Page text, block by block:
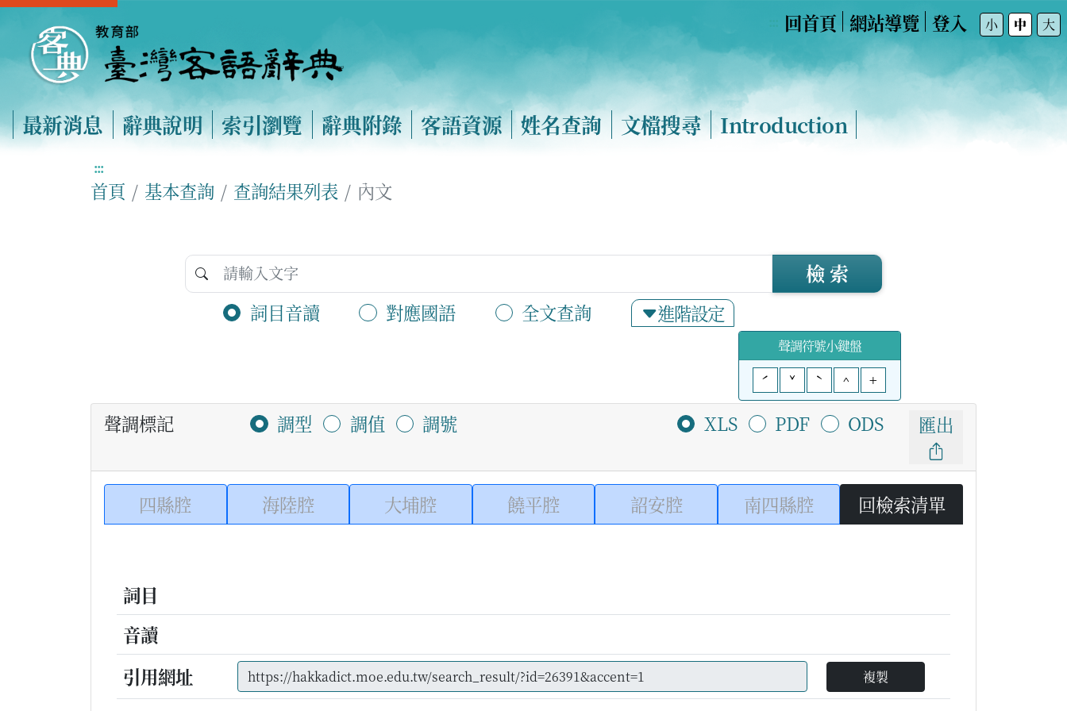
回首頁 網站導覽 登入 小 中 大
最新消息 辭典說明 索引瀏覽 辭典附錄 客語資源 姓名查詢 文檔搜尋 Introduction
:::
首頁 基本查詢 查詢結果列表 內文
詞目音讀 對應國語 全文查詢 進階設定
檢 索
聲調符號小鍵盤
ˊ
ˇ ˋ ^ +
聲調標記 調型 調值 調號 XLS PDF ODS 匯出
四縣腔 海陸腔 大埔腔 饒平腔 詔安腔 南四縣腔 回檢索清單
詞目
音讀
引用網址
複製